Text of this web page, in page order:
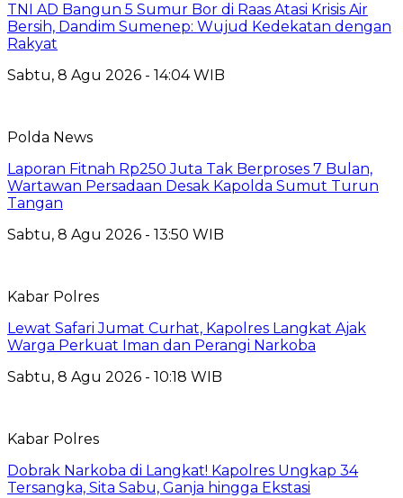
TNI AD Bangun 5 Sumur Bor di Raas Atasi Krisis Air
Bersih, Dandim Sumenep: Wujud Kedekatan dengan
Rakyat
Sabtu, 8 Agu 2026 - 14:04 WIB
Polda News
Laporan Fitnah Rp250 Juta Tak Berproses 7 Bulan,
Wartawan Persadaan Desak Kapolda Sumut Turun
Tangan
Sabtu, 8 Agu 2026 - 13:50 WIB
Kabar Polres
Lewat Safari Jumat Curhat, Kapolres Langkat Ajak
Warga Perkuat Iman dan Perangi Narkoba
Sabtu, 8 Agu 2026 - 10:18 WIB
Kabar Polres
Dobrak Narkoba di Langkat! Kapolres Ungkap 34
Tersangka, Sita Sabu, Ganja hingga Ekstasi